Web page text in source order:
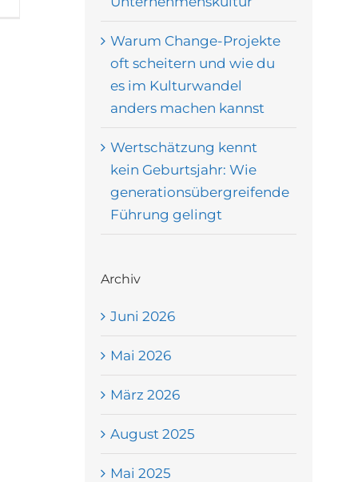
Warum Change-Projekte
oft scheitern und wie du
es im Kulturwandel
anders machen kannst
Wertschätzung kennt
kein Geburtsjahr: Wie
generationsübergreifende
Führung gelingt
Archiv
Juni 2026
Mai 2026
März 2026
August 2025
Mai 2025